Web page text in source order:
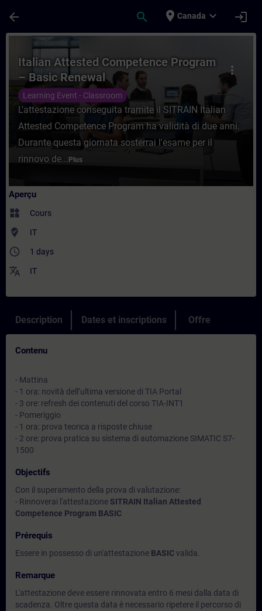
arrow_back search place Canada expand_more login
Cours - Italian Attested Competence
more_vert
Italian Attested Competence Program
– Basic Renewal
Learning Event - Classroom
L'attestazione conseguita tramite il SITRAIN Italian
Attested Competence Program ha validità di due anni.
Durante questa giornata sosterrai l'esame per il
rinnovo de... Plus
Aperçu
widgets Cours
where_to_vote IT
access_time 1 days
translate IT
Description Dates et inscriptions Offre
Contenu
- Mattina
- 1 ora: novità dell’ultima versione di TIA Portal
- 3 ore: refresh dei contenuti del corso TIA-INT1
- Pomeriggio
- 1 ora: prova teorica a risposte chiuse
- 2 ore: prova pratica su sistema di automazione SIMATIC S7-
1500
Objectifs
Con il superamento della prova di valutazione:
- Rinnoverai l'attestazione SITRAIN Italian Attested
Competence Program BASIC
Prérequis
Essere in possesso di un'attestazione BASIC valida.
Remarque
L'attestazione deve essere rinnovata entro 6 mesi dalla data di
scadenza. Oltre questa data è necessario ripetere il percorso di